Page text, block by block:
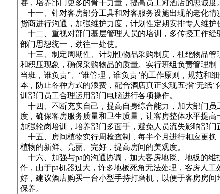
赛，培养部门更多的骨干力量，提高员工对酒店的忠诚度
十一、针对客房部分工具和对客服务设施出现的老化情
货商进行沟通，加强维护力度，计划性定期安排专人维护
十二、重视对部门基层管理人员的培训，多传授工作经
部门思想统一，劲往一处使。
十三、制定周期性、计划性物品采购制度，杜绝物品管
和积压现象，确保采购物品的质量。实行班组负责管理制
当班，谁负责”、“谁管理，谁负责”的工作原则，规范和
本，防止各种方式的浪费，配合酒店真正实现五指“无纸”
训部门员工合理运用部门电脑进行各项操作。
十四、不断充实自己，提高自身综合能力，加大部门员
度，确保客房服务质量和卫生质量，让客房整体水平提高
加强轮岗培训，培养部门多面手，避免人员流失影响部门
十五、房间植物实行周检查制，每半个月进行相应更换
植物的新鲜、亮丽、完好，提高房间的美观度。
十六、加强与pa的沟通协调，加大客房地毯、地板的维
作，由于pa机器过大，许多地板死角无法处理，客房人工
好，建议酒店购买一台小型手持打磨机，以便于客房房间
保养。